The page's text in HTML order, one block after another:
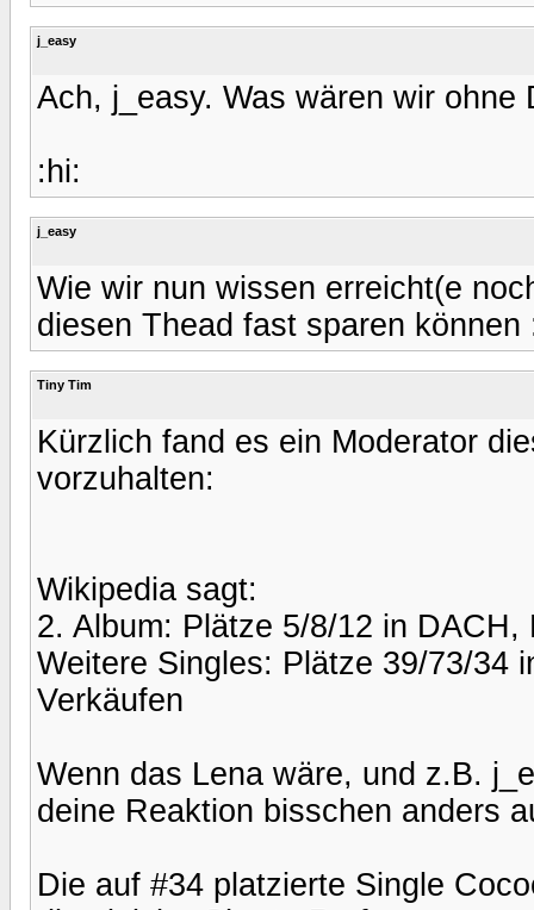
j_easy
Ach, j_easy. Was wären wir ohne
:hi:
j_easy
Wie wir nun wissen erreicht(e
diesen Thead fast sparen können
Tiny Tim
Kürzlich fand es ein Moderator
vorzuhalten:
Wikipedia sagt:
2. Album: Plätze 5/8/12 in DACH,
Weitere Singles: Plätze 39/73/34
Verkäufen
Wenn das Lena wäre, und z.B.
deine Reaktion bisschen anders
Die auf #34 platzierte Single